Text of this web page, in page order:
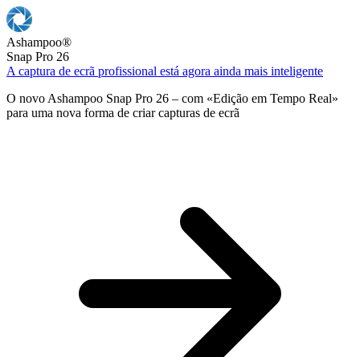
Ashampoo®
Snap Pro 26
A captura de ecrã profissional está agora ainda mais inteligente
O novo Ashampoo Snap Pro 26 – com «Edição em Tempo Real»
para uma nova forma de criar capturas de ecrã